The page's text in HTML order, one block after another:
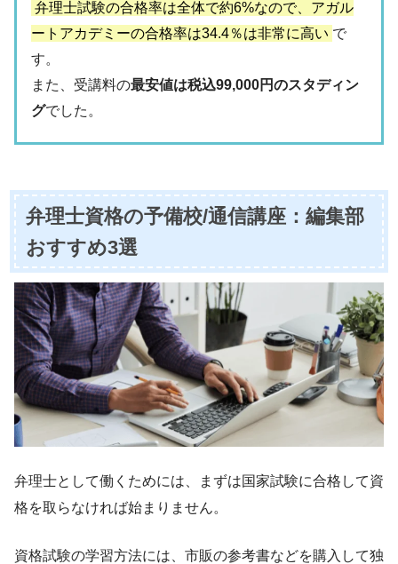
弁理士試験の合格率は全体で約6%なので、アガル
ートアカデミーの合格率は34.4％は非常に高い で
す。
また、受講料の最安値は税込99,000円のスタディン
グでした。
弁理士資格の予備校/通信講座：編集部
おすすめ3選
弁理士として働くためには、まずは国家試験に合格して資
格を取らなければ始まりません。
資格試験の学習方法には、市販の参考書などを購入して独